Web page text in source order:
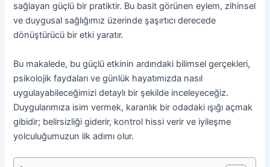
sağlayan güçlü bir pratiktir. Bu basit görünen eylem, zihinsel
ve duygusal sağlığımız üzerinde şaşırtıcı derecede
dönüştürücü bir etki yaratır.
Bu makalede, bu güçlü etkinin ardındaki bilimsel gerçekleri,
psikolojik faydaları ve günlük hayatımızda nasıl
uygulayabileceğimizi detaylı bir şekilde inceleyeceğiz.
Duygularımıza isim vermek, karanlık bir odadaki ışığı açmak
gibidir; belirsizliği giderir, kontrol hissi verir ve iyileşme
yolculuğumuzun ilk adımı olur.